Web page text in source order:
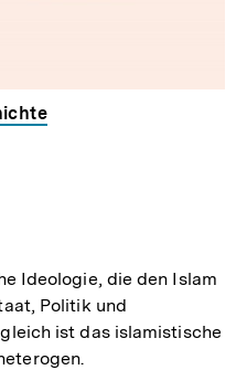
Ideologie, die den Islam
Politik und
ist das islamistische